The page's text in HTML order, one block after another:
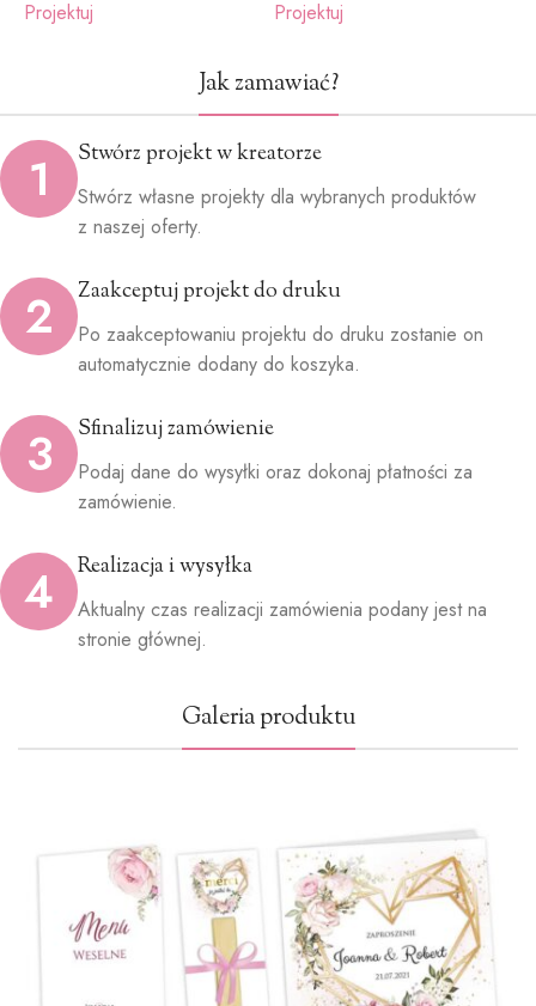
Projektuj Projektuj
Jak zamawiać?
1 Stwórz projekt w kreatorze
Stwórz własne projekty dla wybranych produktów
z naszej oferty.
2 Zaakceptuj projekt do druku
Po zaakceptowaniu projektu do druku zostanie on
automatycznie dodany do koszyka.
3 Sfinalizuj zamówienie
Podaj dane do wysyłki oraz dokonaj płatności za
zamówienie.
4 Realizacja i wysyłka
Aktualny czas realizacji zamówienia podany jest na
stronie głównej.
Galeria produktu